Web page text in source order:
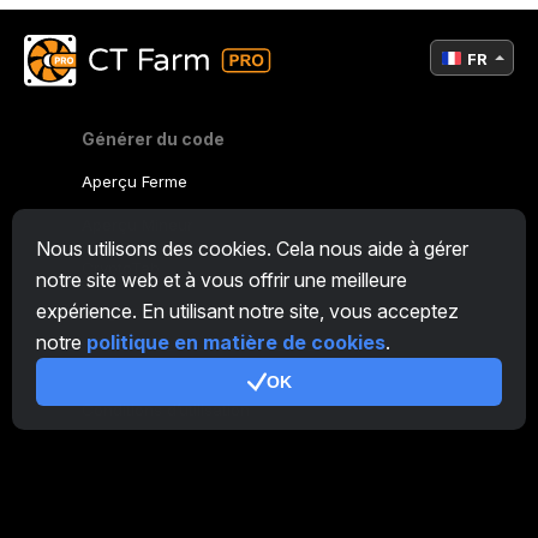
Nous utilisons des cookies. Cela nous aide à gérer
notre site web et à vous offrir une meilleure
expérience. En utilisant notre site, vous acceptez
notre politique en matière de cookies.
OK
Générer du code
Aperçu Ferme
CryptoTab
Programme d'Affiliation
Conditions d’utilisation
FR